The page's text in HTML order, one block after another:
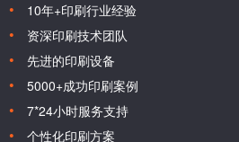
10年+印刷行业经验
资深印刷技术团队
先进的印刷设备
5000+成功印刷案例
7*24小时服务支持
个性化印刷方案